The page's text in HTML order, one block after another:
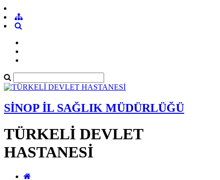
SİNOP İL SAĞLIK MÜDÜRLÜĞÜ
TÜRKELİ DEVLET
HASTANESİ